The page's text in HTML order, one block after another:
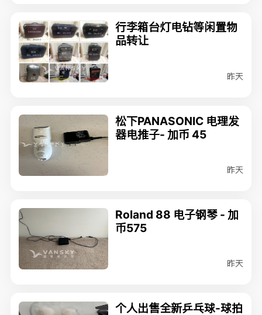
行李箱台灯电钻等闲置物
品转让
昨天
松下PANASONIC 电理发
器电推子- 加币 45
昨天
Roland 88 电子钢琴 - 加
币575
昨天
个人出售全新乒乓球-球拍